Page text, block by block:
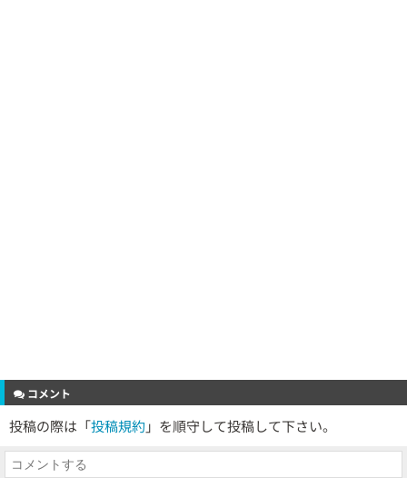
コメント
投稿の際は「投稿規約 」を順守して投稿して下さい。